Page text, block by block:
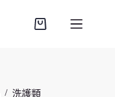
購
/ 洗護類